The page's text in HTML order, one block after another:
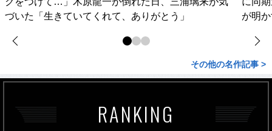
づいた「生きていてくれて、ありがとう」
が明
その他の名作記事 >
RANKING